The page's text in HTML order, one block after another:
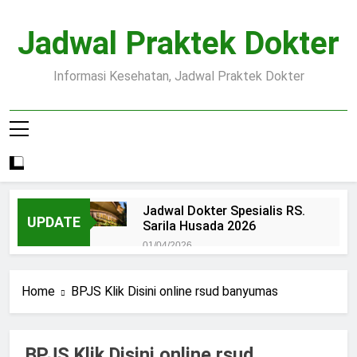
content
Jadwal Praktek Dokter
Informasi Kesehatan, Jadwal Praktek Dokter
UPDATE
Jadwal Dokter Spesialis RS.
Sarila Husada 2026
01/04/2026
15/07/2025
Pendaftaran Pasien BPJS
15/07/2025
Home BPJS Klik Disini online rsud banyumas